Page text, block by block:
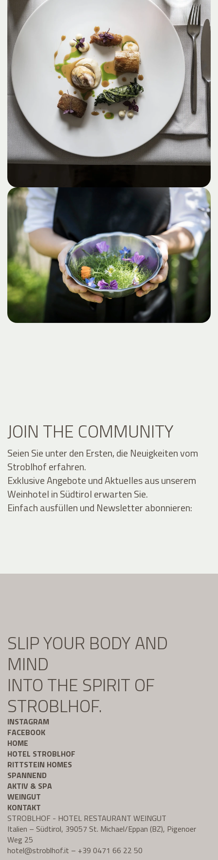
JOIN THE COMMUNITY
Seien Sie unter den Ersten, die Neuigkeiten vom
Stroblhof erfahren.
Exklusive Angebote und Aktuelles aus unserem
Weinhotel in Südtirol erwarten Sie.
Einfach ausfüllen und Newsletter abonnieren:
SLIP YOUR BODY AND
MIND
INTO THE SPIRIT OF
STROBLHOF.
INSTAGRAM
FACEBOOK
HOME
HOTEL STROBLHOF
RITTSTEIN HOMES
SPANNEND
AKTIV & SPA
WEINGUT
KONTAKT
STROBLHOF - HOTEL RESTAURANT WEINGUT
Italien – Südtirol, 39057 St. Michael/Eppan (BZ), Pigenoer
Weg 25
hotel@stroblhof.it – +39 0471 66 22 50